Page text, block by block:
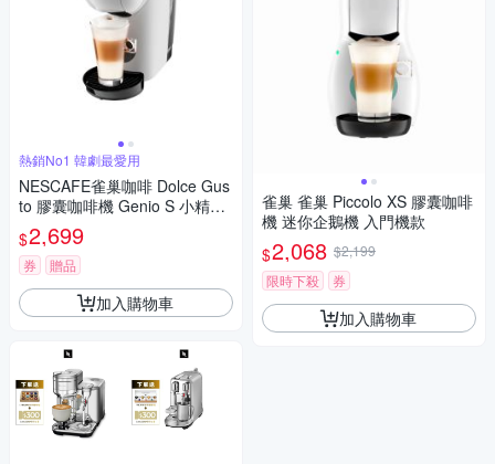
熱銷No1 韓劇最愛用
NESCAFE雀巢咖啡 Dolce Gus
to 膠囊咖啡機 Genio S 小精靈
咖啡機 (簡約白)
$2,699
券 贈品
加入購物車
雀巢 雀巢 Piccolo XS 膠囊咖啡
機 迷你企鵝機 入門機款
$2,068 $2,199
限時下殺
券
加入購物車